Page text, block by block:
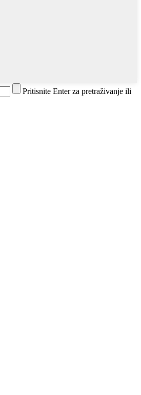
Pritisnite Enter za pretraživanje ili